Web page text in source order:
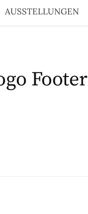
AUSSTELLUNGEN
Footer